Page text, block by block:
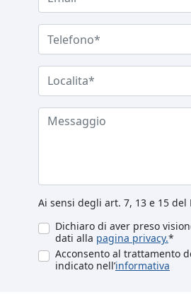
Ai sensi degli art. 7, 13 e 15 del
Dichiaro di aver preso
dati alla pagina privacy.*
Acconsento al trattamento
indicato nell’informativa